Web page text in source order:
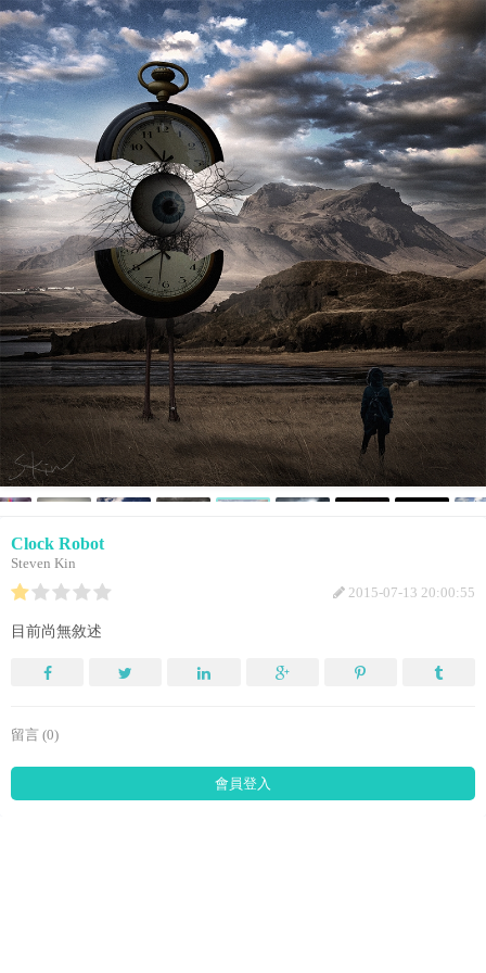
Clock Robot
Steven Kin
2015-07-13 20:00:55
目前尚無敘述
留言 (0)
會員登入